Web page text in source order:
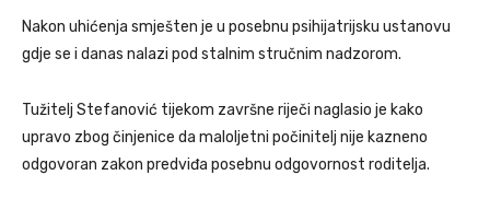
Nakon uhićenja smješten je u posebnu psihijatrijsku ustanovu
gdje se i danas nalazi pod stalnim stručnim nadzorom.
Tužitelj Stefanović tijekom završne riječi naglasio je kako
upravo zbog činjenice da maloljetni počinitelj nije kazneno
odgovoran zakon predviđa posebnu odgovornost roditelja.